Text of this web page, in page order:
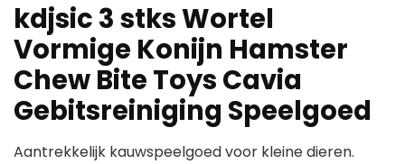
kdjsic 3 stks Wortel
Vormige Konijn Hamster
Chew Bite Toys Cavia
Gebitsreiniging Speelgoed
Aantrekkelijk kauwspeelgoed voor kleine dieren.